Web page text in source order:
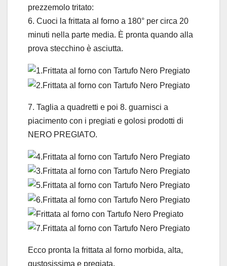
prezzemolo tritato:
6. Cuoci la frittata al forno a 180° per circa 20
minuti nella parte media. È pronta quando alla
prova stecchino è asciutta.
7. Taglia a quadretti e poi 8. guarnisci a
piacimento con i pregiati e golosi prodotti di
NERO PREGIATO.
Ecco pronta la frittata al forno morbida, alta,
gustosissima e pregiata.